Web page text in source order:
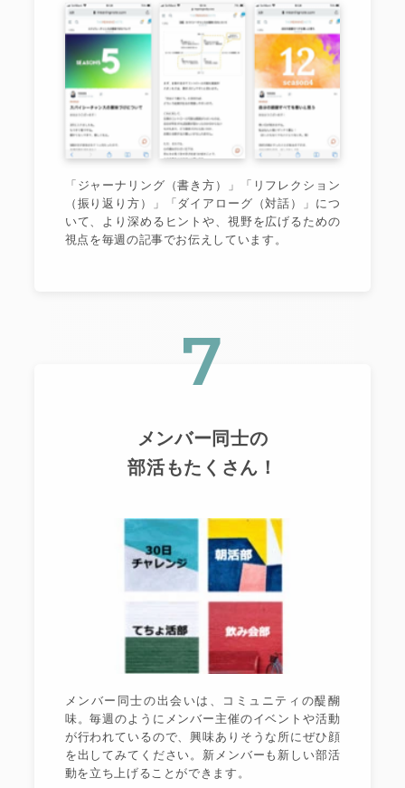
「ジャーナリング（書き方）」「リフレクション
（振り返り方）」「ダイアローグ（対話）」につ
いて、より深めるヒントや、視野を広げるための
視点を毎週の記事でお伝えしています。
7
メンバー同士の
部活もたくさん！
メンバー同士の出会いは、コミュニティの醍醐
味。毎週のようにメンバー主催のイベントや活動
が行われているので、興味ありそうな所にぜひ顔
を出してみてください。新メンバーも新しい部活
動を立ち上げることができます。